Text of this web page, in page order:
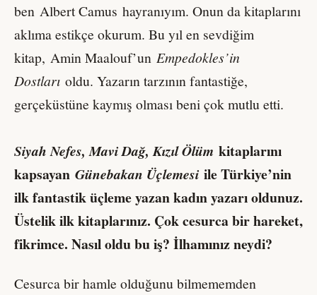
ben Albert Camus hayranıyım. Onun da kitaplarını
aklıma estikçe okurum. Bu yıl en sevdiğim
kitap, Amin Maalouf’un Empedokles’in
Dostları oldu. Yazarın tarzının fantastiğe,
gerçeküstüne kaymış olması beni çok mutlu etti.
Siyah Nefes, Mavi Dağ, Kızıl Ölüm kitaplarını
kapsayan Günebakan Üçlemesi ile Türkiye’nin
ilk fantastik üçleme yazan kadın yazarı oldunuz.
Üstelik ilk kitaplarınız. Çok cesurca bir hareket,
fikrimce. Nasıl oldu bu iş? İlhamınız neydi?
Cesurca bir hamle olduğunu bilmememden